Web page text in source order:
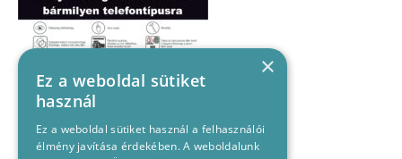
×
Ez a weboldal sütiket
használ
Ez a weboldal sütiket használ a felhasználói
élmény javítása érdekében. A weboldalunk